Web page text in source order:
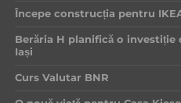
Începe construcția pentru
Berăria H planifică o
Iași
Curs Valutar BNR